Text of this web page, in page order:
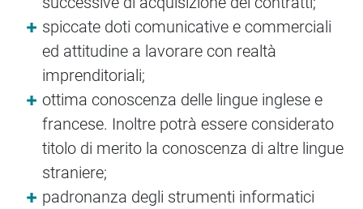
spiccate doti comunicative e commerciali
ed attitudine a lavorare con realtà
imprenditoriali;
ottima conoscenza delle lingue inglese e
francese. Inoltre potrà essere considerato
titolo di merito la conoscenza di altre lingue
straniere;
padronanza degli strumenti informatici